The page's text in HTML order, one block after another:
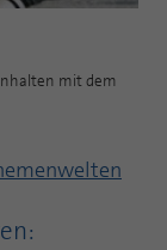
mit dem